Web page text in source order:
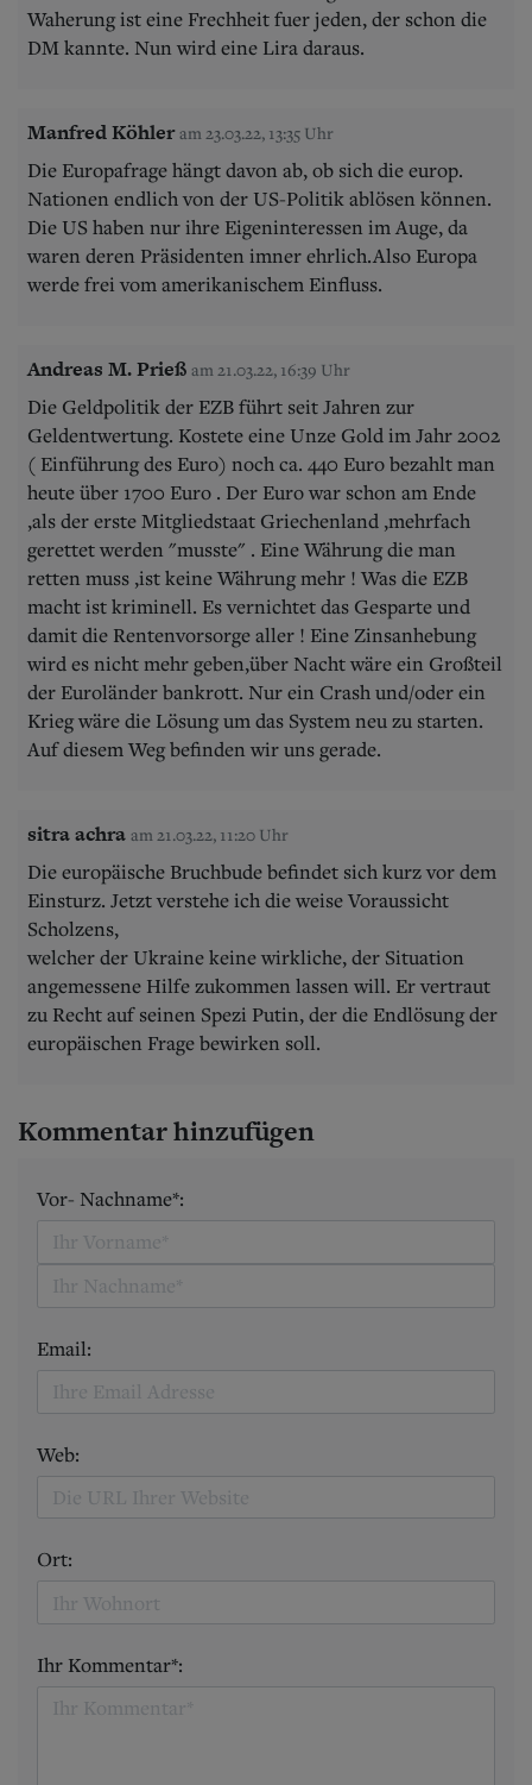
Waherung ist eine Frechheit fuer jeden, der schon die
DM kannte. Nun wird eine Lira daraus.
Manfred Köhler am 23.03.22, 13:35 Uhr
Die Europafrage hängt davon ab, ob sich die europ.
Nationen endlich von der US-Politik ablösen können.
Die US haben nur ihre Eigeninteressen im Auge, da
waren deren Präsidenten imner ehrlich.Also Europa
werde frei vom amerikanischem Einfluss.
Andreas M. Prieß am 21.03.22, 16:39 Uhr
Die Geldpolitik der EZB führt seit Jahren zur
Geldentwertung. Kostete eine Unze Gold im Jahr 2002
( Einführung des Euro) noch ca. 440 Euro bezahlt man
heute über 1700 Euro . Der Euro war schon am Ende
,als der erste Mitgliedstaat Griechenland ,mehrfach
gerettet werden "musste" . Eine Währung die man
retten muss ,ist keine Währung mehr ! Was die EZB
macht ist kriminell. Es vernichtet das Gesparte und
damit die Rentenvorsorge aller ! Eine Zinsanhebung
wird es nicht mehr geben,über Nacht wäre ein Großteil
der Euroländer bankrott. Nur ein Crash und/oder ein
Krieg wäre die Lösung um das System neu zu starten.
Auf diesem Weg befinden wir uns gerade.
sitra achra am 21.03.22, 11:20 Uhr
Die europäische Bruchbude befindet sich kurz vor dem
Einsturz. Jetzt verstehe ich die weise Voraussicht
Scholzens,
welcher der Ukraine keine wirkliche, der Situation
angemessene Hilfe zukommen lassen will. Er vertraut
zu Recht auf seinen Spezi Putin, der die Endlösung der
europäischen Frage bewirken soll.
Kommentar hinzufügen
Vor- Nachname*:
Email:
Web:
Ort:
Ihr Kommentar*: